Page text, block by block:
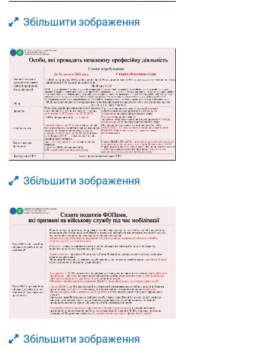
Збільшити зображення
Збільшити зображення
Збільшити зображення